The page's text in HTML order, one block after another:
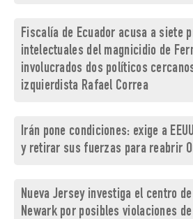
Fiscalía de Ecuador acusa a siete
intelectuales del magnicidio de
involucrados dos políticos
izquierdista Rafael Correa
Irán pone condiciones: exige a
y retirar sus fuerzas para reabrir
Nueva Jersey investiga el centro
Newark por posibles violaciones